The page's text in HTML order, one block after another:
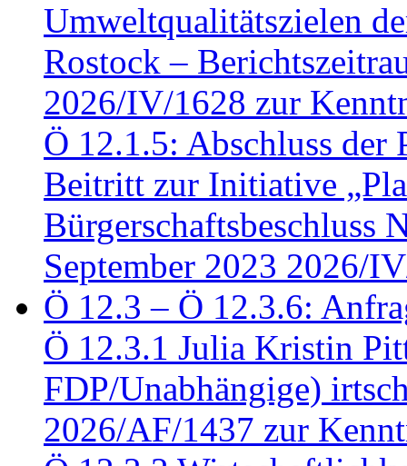
Umweltqualitätszielen
Rostock –
2026/IV/1628 zur
Ö 12.1.5: Abschluss der
Beitritt zur Initiative
Bürgerschaftsbeschluss
September 2023 2026/
Ö 12.3 – Ö 12.3.6:
Ö 12.3.1 Julia Kristin
FDP/Unabhängige)
2026/AF/1437 zur